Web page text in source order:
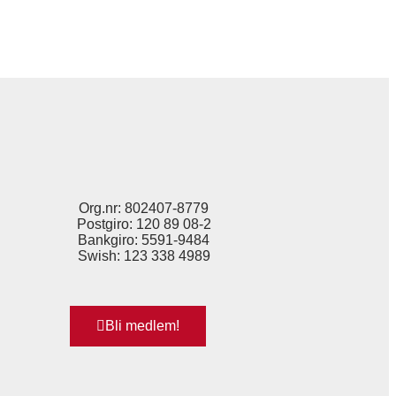
Org.nr: 802407-8779
Postgiro: 120 89 08-2
Bankgiro: 5591-9484
Swish: 123 338 4989
Bli medlem!